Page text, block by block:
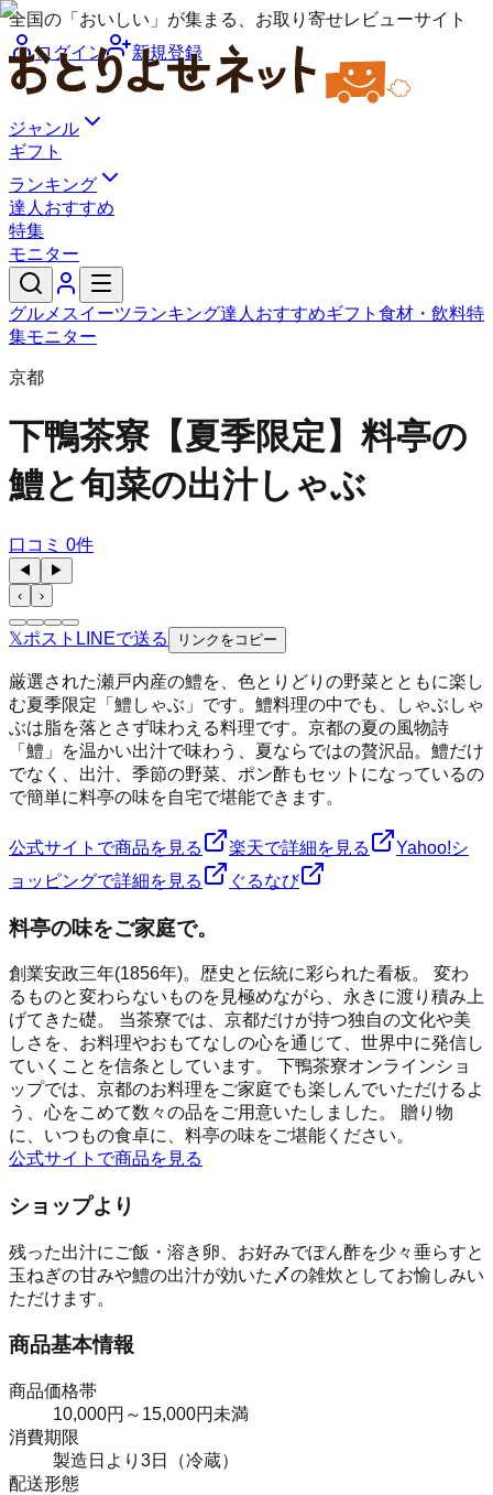
全国の「おいしい」が集まる、お取り寄せレビューサイト
ログイン
新規登録
ジャンル
ギフト
ランキング
達人おすすめ
特集
モニター
グルメ スイーツランキング達人おすすめギフト 食材・飲料特
集モニター
京都
下鴨茶寮【夏季限定】料亭の
鱧と旬菜の出汁しゃぶ
口コミ 0件
◀
▶
‹
›
𝕏ポスト LINEで送る リンクをコピー
厳選された瀬戸内産の鱧を、色とりどりの野菜とともに楽し
む夏季限定「鱧しゃぶ」です。鱧料理の中でも、しゃぶしゃ
ぶは脂を落とさず味わえる料理です。京都の夏の風物詩
「鱧」を温かい出汁で味わう、夏ならではの贅沢品。鱧だけ
でなく、出汁、季節の野菜、ポン酢もセットになっているの
で簡単に料亭の味を自宅で堪能できます。
公式サイトで商品を見る 楽天で詳細を見る
Yahoo!シ
ョッピングで詳細を見る
ぐるなび
料亭の味をご家庭で。
創業安政三年(1856年)。歴史と伝統に彩られた看板。 変わ
るものと変わらないものを見極めながら、永きに渡り積み上
げてきた礎。 当茶寮では、京都だけが持つ独自の文化や美
しさを、お料理やおもてなしの心を通じて、世界中に発信し
ていくことを信条としています。 下鴨茶寮オンラインショ
ップでは、京都のお料理をご家庭でも楽しんでいただけるよ
う、心をこめて数々の品をご用意いたしました。 贈り物
に、いつもの食卓に、料亭の味をご堪能ください。
公式サイトで商品を見る
ショップより
残った出汁にご飯・溶き卵、お好みでぽん酢を少々垂らすと
玉ねぎの甘みや鱧の出汁が効いた〆の雑炊としてお愉しみい
ただけます。
商品基本情報
商品価格帯
10,000円～15,000円未満
消費期限
製造日より3日（冷蔵）
配送形態